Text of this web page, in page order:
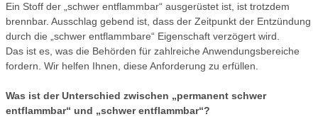
Ein Stoff der „schwer entflammbar“ ausgerüstet ist, ist trotzdem
brennbar. Ausschlag gebend ist, dass der Zeitpunkt der Entzündung
durch die „schwer entflammbare“ Eigenschaft verzögert wird.
Das ist es, was die Behörden für zahlreiche Anwendungsbereiche
fordern. Wir helfen Ihnen, diese Anforderung zu erfüllen.
Was ist der Unterschied zwischen „permanent schwer
entflammbar“ und „schwer entflammbar“?